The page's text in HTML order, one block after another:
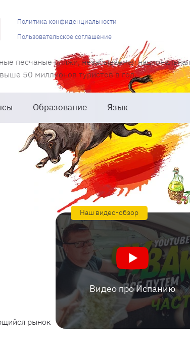
песчаные пляжи, незабываемая национальная
50 миллионов туристов в год.
Образование Язык
Политика конфиденциальности
Пользовательское соглашение
рынок
Наш видео-обзор
Видео про Испанию